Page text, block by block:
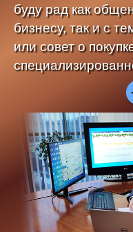
буду рад как
бизнесу, так и с
или совет о